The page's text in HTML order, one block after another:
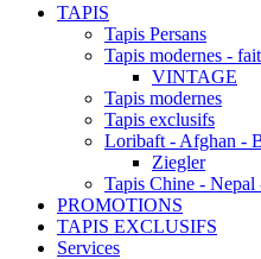
TAPIS
Tapis Persans
Tapis modernes -
VINTAGE
Tapis modernes
Tapis exclusifs
Loribaft - Afghan -
Ziegler
Tapis Chine - Nepal
PROMOTIONS
TAPIS EXCLUSIFS
Services